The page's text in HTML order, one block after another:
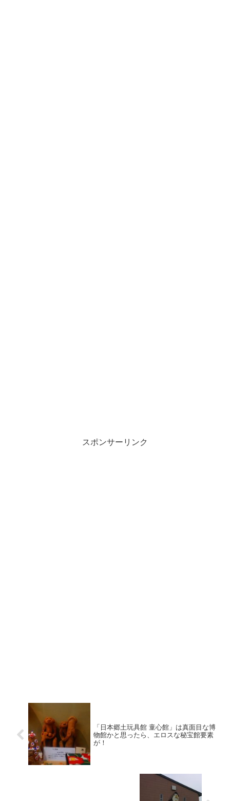
スポンサーリンク
「日本郷土玩具館 童心館」は真面目な博
物館かと思ったら、エロスな秘宝館要素
が！